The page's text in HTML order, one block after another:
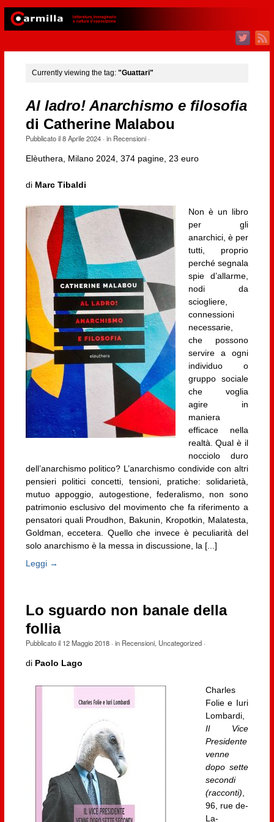
Currently viewing the tag: "Guattari"
Al ladro! Anarchismo e filosofia
di Catherine Malabou
Pubblicato il8 Aprile 2024· in Recensioni·
Elèuthera, Milano 2024, 374 pagine, 23 euro
di Marc Tibaldi
Non è un libro
per gli
anarchici, è per
tutti, proprio
perché segnala
spie d’allarme,
nodi da
sciogliere,
connessioni
necessarie,
che possono
servire a ogni
individuo o
gruppo sociale
che voglia
agire in
maniera
efficace nella
realtà. Qual è il
nocciolo duro
dell’anarchismo politico? L’anarchismo condivide con altri
pensieri politici concetti, tensioni, pratiche: solidarietà,
mutuo appoggio, autogestione, federalismo, non sono
patrimonio esclusivo del movimento che fa riferimento a
pensatori quali Proudhon, Bakunin, Kropotkin, Malatesta,
Goldman, eccetera. Quello che invece è peculiarità del
solo anarchismo è la messa in discussione, la [...]
Leggi →
Lo sguardo non banale della
follia
Pubblicato il 12 Maggio 2018· in Recensioni, Uncategorized·
di Paolo Lago
Charles
Folie e Iuri
Lombardi,
Il Vice
Presidente
venne
dopo sette
secondi
(racconti)
96, rue de-
La-